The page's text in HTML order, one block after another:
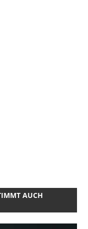
AUCH